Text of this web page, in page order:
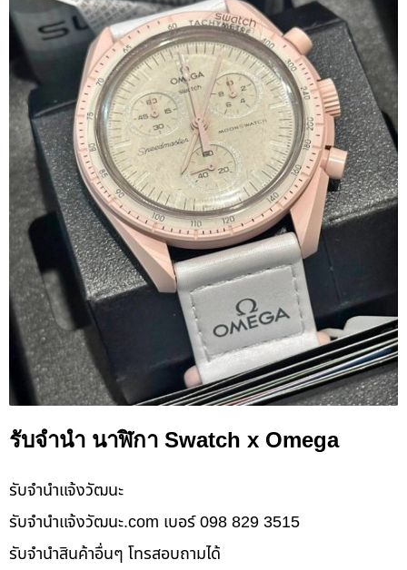
รับจำนำ นาฬิกา Swatch x Omega
รับจํานําแจ้งวัฒนะ
รับจํานําแจ้งวัฒนะ.com เบอร์ 098 829 3515
รับจำนำสินค้าอื่นๆ โทรสอบถามได้